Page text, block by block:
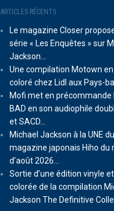
ARTICLES RÉCENTS
Le magazine Closer
série « Les Enquêtes » sur
Jackson…
Une compilation Motown
coloré chez Lidl aux Pays-
Mofi met en précommande
BAD en son audiophile
et SACD…
Michael Jackson à la UNE du
magazine japonais Hiho du
d’août 2026…
Sortie d’une édition vinyle
colorée de la compilation
Jackson The Definitive